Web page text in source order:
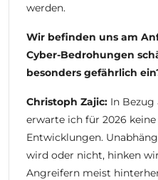
werden.
Wir befinden uns am
Cyber-Bedrohungen
besonders gefährlich
Christoph Zajic: In
erwarte ich für 2026
Entwicklungen.
wird oder nicht, hinken
Angreifern meist